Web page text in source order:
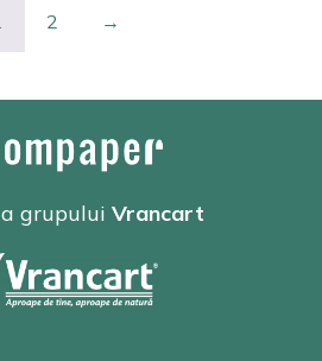
2 →
grupului Vrancart